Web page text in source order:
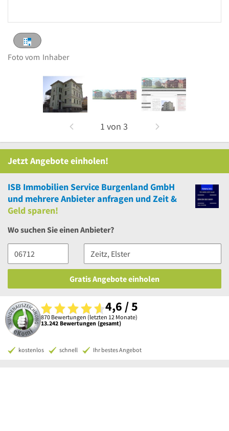
Foto vom Inhaber
1 von 3
Jetzt Angebote einholen!
ISB Immobilien Service Burgenland GmbH
und mehrereAnbieter anfragen und Zeit &
Geld sparen!
Wo suchen Sie einen Anbieter?
Gratis Angebote einholen
4,6 / 5
870 Bewertungen (letzten 12 Monate)
13.242 Bewertungen (gesamt)
kostenlos schnell Ihr bestes Angebot